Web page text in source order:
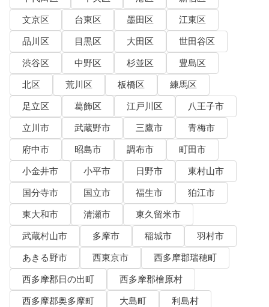
文京区
台東区 墨田区
江東区
品川区
目黒区 大田区
世田谷区
渋谷区
中野区 杉並区
豊島区
北区
荒川区 板橋区
練馬区
足立区
葛飾区 江戸川区
八王子市
立川市
武蔵野市 三鷹市
青梅市
府中市
昭島市 調布市
町田市
小金井市
小平市 日野市
東村山市
国分寺市
国立市 福生市
狛江市
東大和市
清瀬市
東久留米市
武蔵村山市
多摩市 稲城市
羽村市
あきる野市
西東京市
西多摩郡瑞穂町
西多摩郡日の出町
西多摩郡檜原村
西多摩郡奥多摩町
大島町
利島村